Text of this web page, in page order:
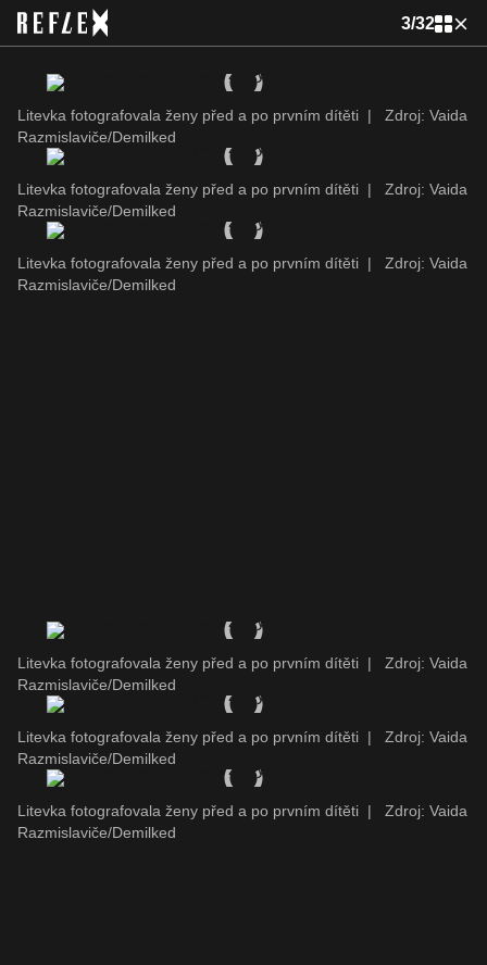
3/32
Litevka fotografovala ženy před a po prvním dítěti |
Zdroj: Vaida
Razmislaviče/Demilked
Litevka fotografovala ženy před a po prvním dítěti |
Zdroj: Vaida
Razmislaviče/Demilked
Litevka fotografovala ženy před a po prvním dítěti |
Zdroj: Vaida
Razmislaviče/Demilked
Litevka fotografovala ženy před a po prvním dítěti |
Zdroj: Vaida
Razmislaviče/Demilked
Litevka fotografovala ženy před a po prvním dítěti |
Zdroj: Vaida
Razmislaviče/Demilked
Litevka fotografovala ženy před a po prvním dítěti |
Zdroj: Vaida
Razmislaviče/Demilked